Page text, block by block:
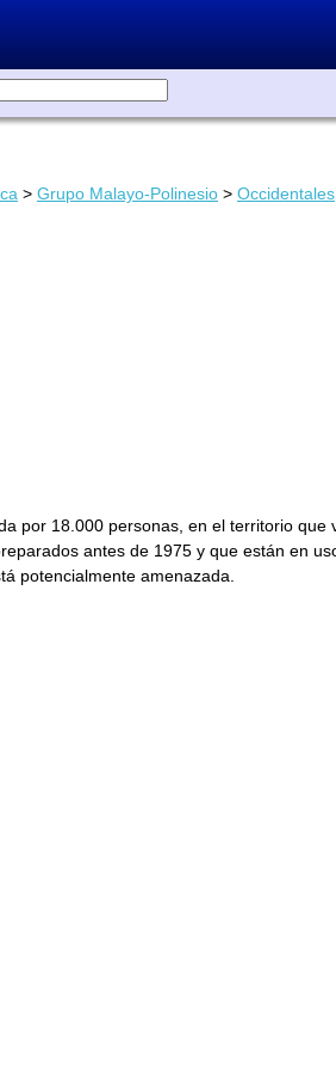
> Grupo Malayo-Polinesio > Occidentales
por 18.000 personas, en el territorio que
antes de 1975 y que están en
potencialmente amenazada.